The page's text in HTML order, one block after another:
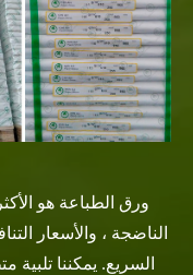
ورق الطباعة هو
الناضجة ، والأسعار
السريع. يمكننا